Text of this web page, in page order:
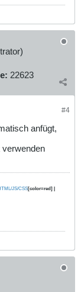
22623
#4
anfügt,
JS/CSS[color=red] |